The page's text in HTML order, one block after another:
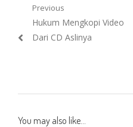
Post
navigation
Previous
Previous
post:
Hukum Mengkopi Video
Dari CD Aslinya
You may also like...